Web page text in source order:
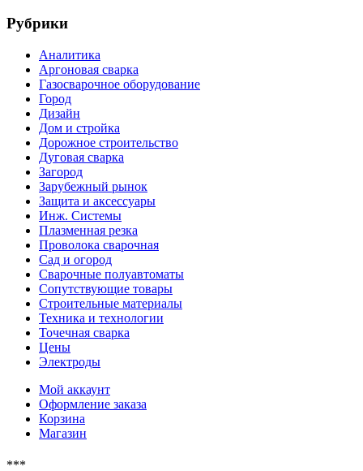
Рубрики
Аналитика
Аргоновая сварка
Газосварочное оборудование
Город
Дизайн
Дом и стройка
Дорожное строительство
Дуговая сварка
Загород
Зарубежный рынок
Защита и аксессуары
Инж. Системы
Плазменная резка
Проволока сварочная
Сад и огород
Сварочные полуавтоматы
Сопутствующие товары
Строительные материалы
Техника и технологии
Точечная сварка
Цены
Электроды
Мой аккаунт
Оформление заказа
Корзина
Магазин
***